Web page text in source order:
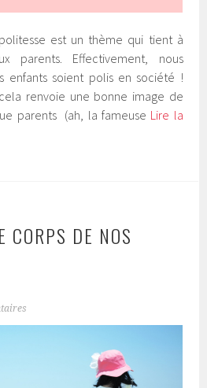
est un thème qui tient à
parents. Effectivement, nous
enfants soient polis en société !
renvoie une bonne image de
parents (ah, la fameuse Lire la
CORPS DE NOS